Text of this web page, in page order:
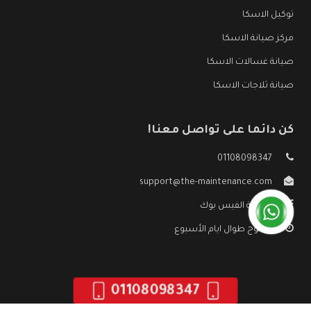
توكيل الاسكا
مركز صيانة الاسكا
صيانة غسالات الاسكا
صيانة ثلاجات الاسكا
كن دائما على تواصل معنا!
01108098347
support@the-maintenance.com
صفحة الفيس بوك
مفتوح طوال ايام الأسبوع
01108098347